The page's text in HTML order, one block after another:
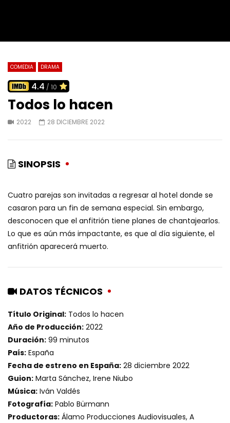
COMEDIA DRAMA
4.4 / 10
Todos lo hacen
2022 28 DICIEMBRE 2022
SINOPSIS
Cuatro parejas son invitadas a regresar al hotel donde se
casaron para un fin de semana especial. Sin embargo,
desconocen que el anfitrión tiene planes de chantajearlos.
Lo que es aún más impactante, es que al día siguiente, el
anfitrión aparecerá muerto.
DATOS TÉCNICOS
Título Original: Todos lo hacen
Año de Producción: 2022
Duración: 99 minutos
País: España
Fecha de estreno en España: 28 diciembre 2022
Guion: Marta Sánchez, Irene Niubo
Música: Iván Valdés
Fotografía: Pablo Bürmann
Productoras: Álamo Producciones Audiovisuales, A